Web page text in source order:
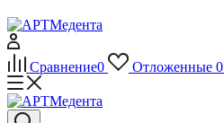
Сравнение0 Отложенные 0